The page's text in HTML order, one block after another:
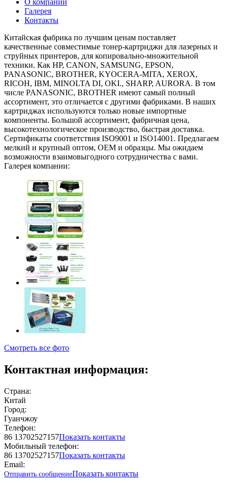
Галерея
Контакты
Китайская фабрика по лучшим ценам поставляет
качественные совместимые тонер-картриджи для лазерных и
струйных принтеров, для копировально-множительной
техники. Как HP, CANON, SAMSUNG, EPSON,
PANASONIC, BROTHER, KYOCERA-MITA, XEROX,
RICOH, IBM, MINOLTA DI, OKI., SHARP, AURORA. В том
числе PANASONIC, BROTHER имеют самый полный
ассортимент, это отличается с другими фабриками. В наших
картриджах используются только новые импортные
компоненты. Большой ассортимент, фабричная цена,
высокотехнологическое производство, быстрая доставка.
Сертификаты соответствия ISO9001 и ISO14001. Предлагаем
мелкий и крупный оптом, ОЕМ и образцы. Мы ожидаем
возможности взаимовыгодного сотрудничества с вами.
Галерея компании:
Смотреть все фото
Контактная информация:
Страна:
Китай
Город:
Гуанчжоу
Телефон:
86 13702527157Показать контакты
Мобильный телефон:
86 13702527157Показать контакты
Email:
Отправить сообщениеПоказать контакты